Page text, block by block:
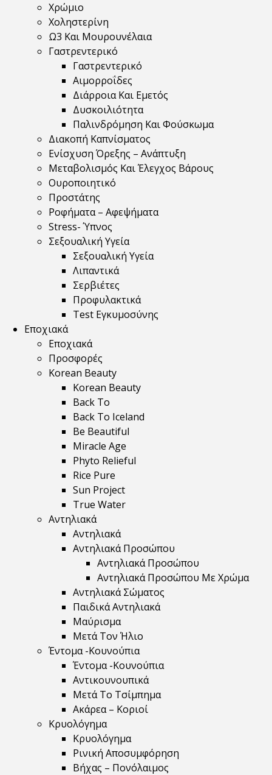
Χρώμιο
Χοληστερίνη
Ω3 Και Μουρουνέλαια
Γαστρεντερικό
Γαστρεντερικό
Αιμορροΐδες
Διάρροια Και Εμετός
Δυσκοιλιότητα
Παλινδρόμηση Και Φούσκωμα
Διακοπή Καπνίσματος
Ενίσχυση Όρεξης – Ανάπτυξη
Μεταβολισμός Και Έλεγχος Βάρους
Ουροποιητικό
Προστάτης
Ροφήματα – Αφεψήματα
Stress- Ύπνος
Σεξουαλική Υγεία
Σεξουαλική Υγεία
Λιπαντικά
Σερβιέτες
Προφυλακτικά
Test Εγκυμοσύνης
Εποχιακά
Εποχιακά
Προσφορές
Korean Beauty
Korean Beauty
Back To
Back To Iceland
Be Beautiful
Miracle Age
Phyto Relieful
Rice Pure
Sun Project
True Water
Αντηλιακά
Αντηλιακά
Αντηλιακά Προσώπου
Αντηλιακά Προσώπου
Αντηλιακά Προσώπου Με Χρώμα
Αντηλιακά Σώματος
Παιδικά Αντηλιακά
Μαύρισμα
Mετά Τον Ήλιο
Έντομα -Κουνούπια
Έντομα -Κουνούπια
Αντικουνουπικά
Μετά Το Τσίμπημα
Ακάρεα – Κοριοί
Κρυολόγημα
Κρυολόγημα
Ρινική Αποσυμφόρηση
Βήχας – Πονόλαιμος